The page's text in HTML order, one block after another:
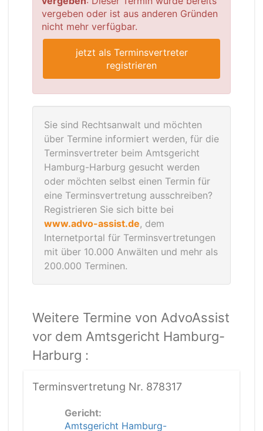
vergeben oder ist aus anderen Gründen
nicht mehr verfügbar.
jetzt als Terminsvertreter
registrieren
Sie sind Rechtsanwalt und möchten
über Termine informiert werden, für die
Terminsvertreter beim Amtsgericht
Hamburg-Harburg gesucht werden
oder möchten selbst einen Termin für
eine Terminsvertretung ausschreiben?
Registrieren Sie sich bitte bei
www.advo-assist.de, dem
Internetportal für Terminsvertretungen
mit über 10.000 Anwälten und mehr als
200.000 Terminen.
Weitere Termine von AdvoAssist
vor dem Amtsgericht Hamburg-
Harburg :
Terminsvertretung Nr. 878317
Gericht:
Amtsgericht Hamburg-